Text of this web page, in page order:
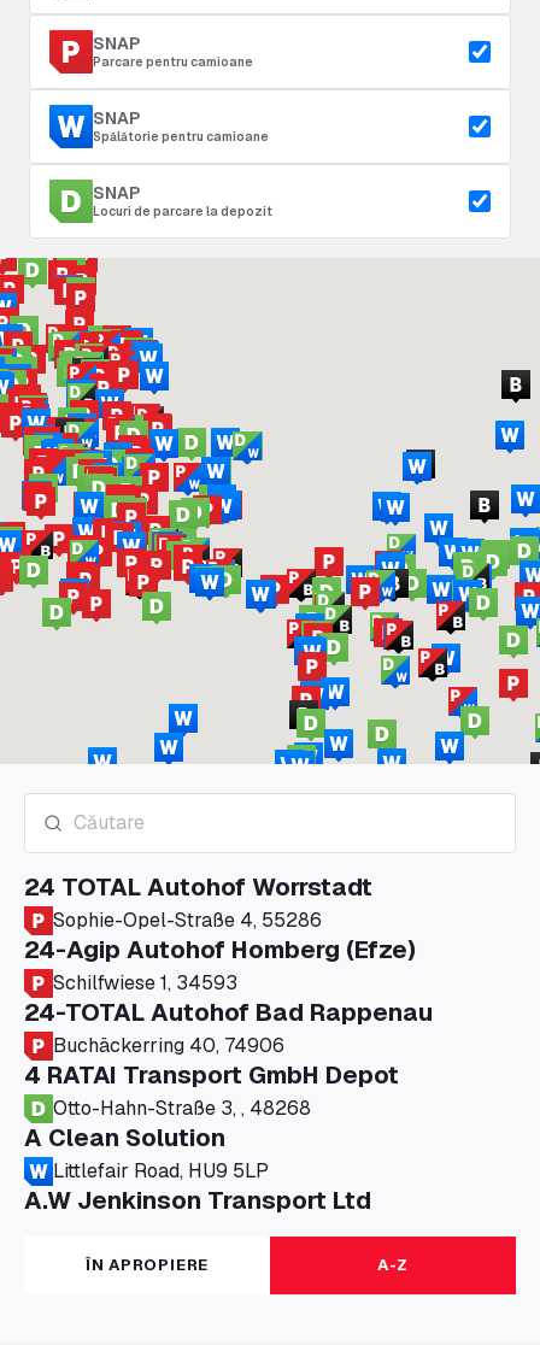
SNAP
Parcare pentru camioane
SNAP
Spălătorie pentru camioane
SNAP
Locuri de parcare la depozit
24 TOTAL Autohof Worrstadt
Sophie-Opel-Straße 4, 55286
24-Agip Autohof Homberg (Efze)
Schilfwiese 1, 34593
24-TOTAL Autohof Bad Rappenau
Buchäckerring 40, 74906
4 RATAI Transport GmbH Depot
Otto-Hahn-Straße 3, , 48268
A Clean Solution
Littlefair Road, HU9 5LP
A.W Jenkinson Transport Ltd
Progress House, ME11 5GA
A+G Nettetal - Depot Parking
Am Panneschopp 7, 41334
ÎN APROPIERE A-Z